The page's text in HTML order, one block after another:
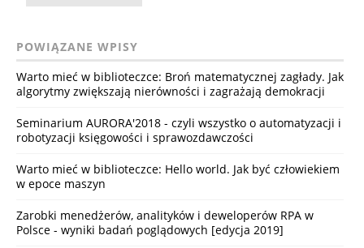
POWIĄZANE WPISY
Warto mieć w biblioteczce: Broń matematycznej zagłady. Jak
algorytmy zwiększają nierówności i zagrażają demokracji
Seminarium AURORA'2018 - czyli wszystko o automatyzacji i
robotyzacji księgowości i sprawozdawczości
Warto mieć w biblioteczce: Hello world. Jak być człowiekiem
w epoce maszyn
Zarobki menedżerów, analityków i deweloperów RPA w
Polsce - wyniki badań poglądowych [edycja 2019]